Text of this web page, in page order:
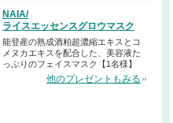
NAIA/
ライスエッセンスグロウマスク
能登産の熟成酒粕超濃縮エキスとコ
メヌカエキスを配合した、美容液た
っぷりのフェイスマスク【1名様】
他のプレゼントもみる